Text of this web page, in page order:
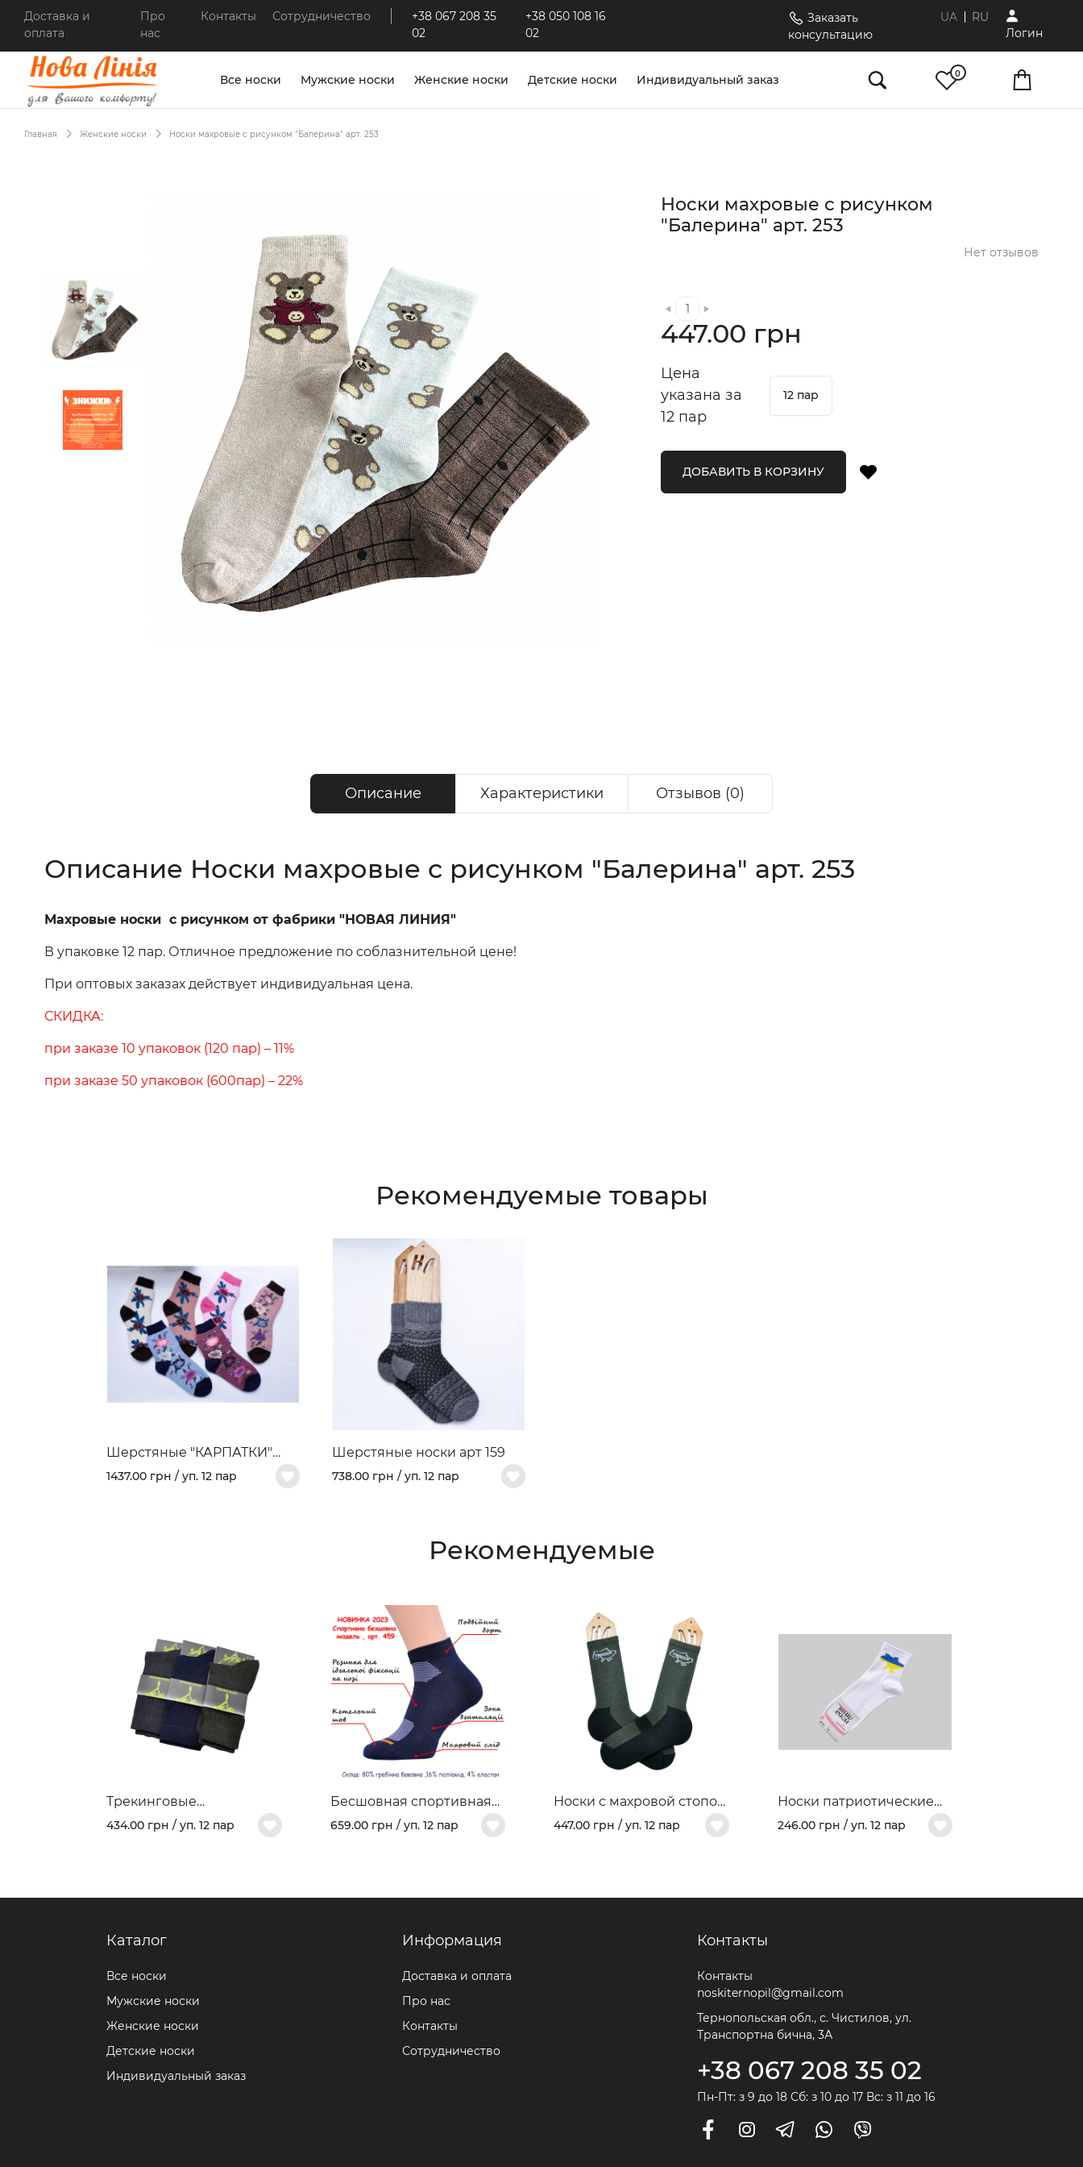
Доставка и
оплата
Про
нас
Контакты Сотрудничество
+38 067 208 35
02
+38 050 108 16
02
Заказать
консультацию
UA
RU
Логин
Все носки Мужские носки Женские носки Детские носки Индивидуальный заказ 0
Главная Женские носки Носки махровые с рисунком "Балерина" арт. 253
Носки махровые с рисунком
"Балерина" арт. 253
Нет отзывов
447.00 грн
Цена
указана за
12 пар
12 пар
ДОБАВИТЬ В КОРЗИНУ
Описание Характеристики Отзывов (0)
Описание Носки махровые с рисунком "Балерина" арт. 253
Махровые носки с рисунком от фабрики "НОВАЯ ЛИНИЯ"
В упаковке 12 пар. Отличное предложение по соблазнительной цене!
При оптовых заказах действует индивидуальная цена.
СКИДКА:
при заказе 10 упаковок (120 пар) – 11%
при заказе 50 упаковок (600пар) – 22%
Рекомендуемые товары
Шерстяные "КАРПАТКИ"
серия цветы Арт.160
1437.00 грн / уп. 12 пар
Шерстяные носки арт 159
738.00 грн / уп. 12 пар
Рекомендуемые
Трекинговые
демисезонные носки
434.00 грн / уп. 12 пар
Бесшовная спортивная
модель из гребеночного
хлопка и махрового следа
659.00 грн / уп. 12 пар
Носки с махровой стопой
"FREEDOM" Арт. 460
447.00 грн / уп. 12 пар
Носки патриотические
женские "Карта Украины"
246.00 грн / уп. 12 пар
Каталог
Все носки
Мужские носки
Женские носки
Детские носки
Индивидуальный заказ
Информация
Доставка и оплата
Про нас
Контакты
Сотрудничество
Контакты
Контакты
noskiternopil@gmail.com
Тернопольская обл., с. Чистилов, ул.
Транспортна бична, 3А
+38 067 208 35 02
Пн-Пт: з 9 до 18 Сб: з 10 до 17 Вс: з 11 до 16